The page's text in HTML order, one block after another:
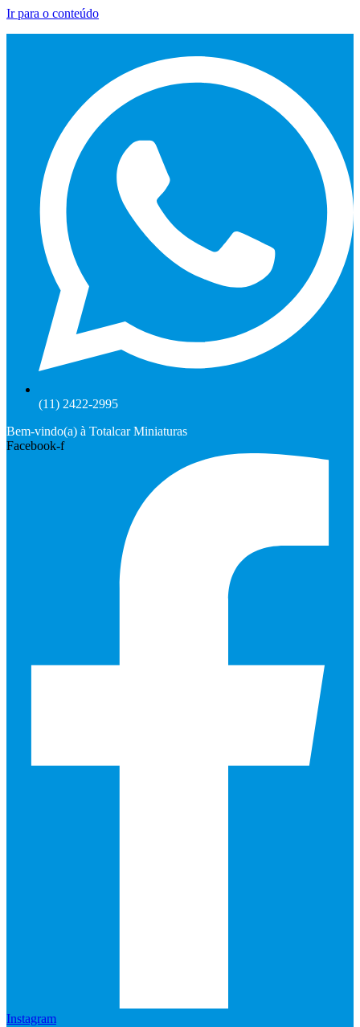
Ir para o conteúdo
(11) 2422-2995
Bem-vindo(a) à Totalcar Miniaturas
Facebook-f
Instagram